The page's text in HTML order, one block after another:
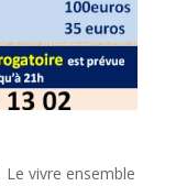
Le vivre ensemble